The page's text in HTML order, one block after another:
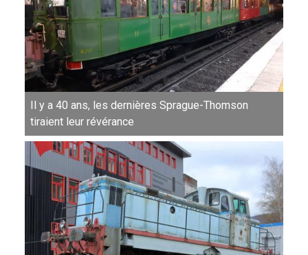
Il y a 40 ans, les dernières Sprague-Thomson
tiraient leur révérance